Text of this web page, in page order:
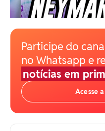
Participe do
no Whatsapp e
notícias em
Acesse